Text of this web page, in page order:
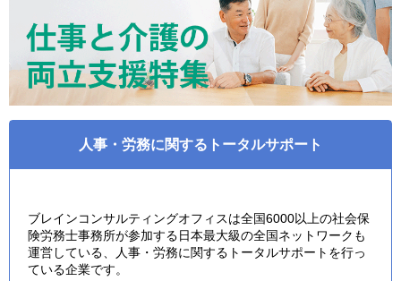
人事・労務に関するトータルサポート
ブレインコンサルティングオフィスは全国6000以上の社会保
険労務士事務所が参加する日本最大級の全国ネットワークも
運営している、人事・労務に関するトータルサポートを行っ
ている企業です。